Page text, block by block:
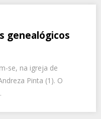
genealógicos
se, na igreja de
Pinta (1). O